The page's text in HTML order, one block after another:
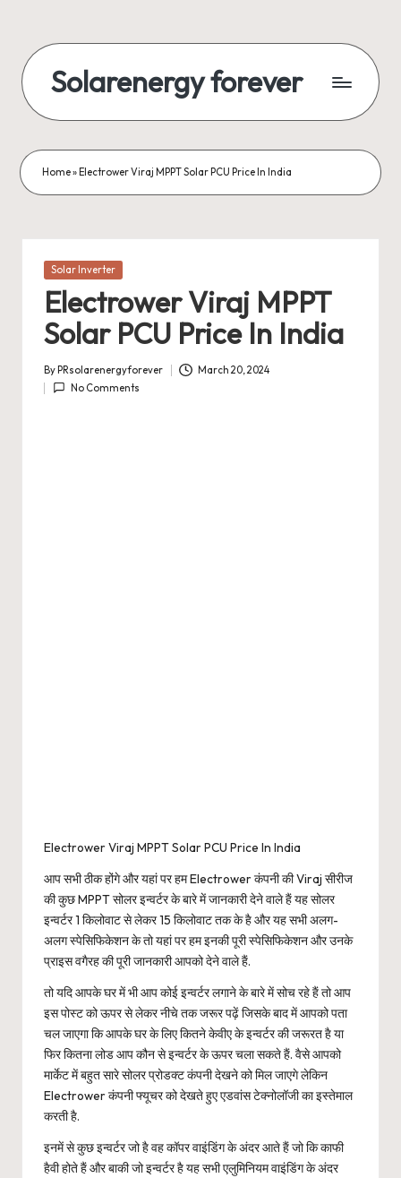
content
Solarenergy forever
बिजली
Home» Electrower Viraj MPPT Solar PCU Price In India
Posted
Solar Inverter
Electrower Viraj MPPT
Solar PCU Price In India
Posted
by
By PRsolarenergyforever
March 20, 2024
No Comments
Electrower Viraj MPPT Solar PCU Price In India
आप सभी ठीक होंगे और यहां पर हम Electrower कंपनी की Viraj सीरीज
की कुछ MPPT सोलर इन्वर्टर के बारे में जानकारी देने वाले हैं यह सोलर
इन्वर्टर 1 किलोवाट से लेकर 15 किलोवाट तक के है और यह सभी अलग-
अलग स्पेसिफिकेशन के तो यहां पर हम इनकी पूरी स्पेसिफिकेशन और उनके
प्राइस वगैरह की पूरी जानकारी आपको देने वाले हैं.
तो यदि आपके घर में भी आप कोई इन्वर्टर लगाने के बारे में सोच रहे हैं तो आप
इस पोस्ट को ऊपर से लेकर नीचे तक जरूर पढ़ें जिसके बाद में आपको पता
चल जाएगा कि आपके घर के लिए कितने केवीए के इन्वर्टर की जरूरत है या
फिर कितना लोड आप कौन से इन्वर्टर के ऊपर चला सकते हैं. वैसे आपको
मार्केट में बहुत सारे सोलर प्रोडक्ट कंपनी देखने को मिल जाएगे लेकिन
Electrower कंपनी फ्यूचर को देखते हुए एडवांस टेक्नोलॉजी का इस्तेमाल
करती है.
इनमें से कुछ इन्वर्टर जो है वह कॉपर वाइंडिंग के अंदर आते हैं जो कि काफी
हैवी होते हैं और बाकी जो इन्वर्टर है यह सभी एलुमिनियम वाइंडिंग के अंदर